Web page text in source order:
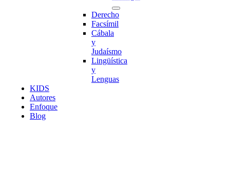
Derecho
Facsímil
Cábala
y
Judaísmo
Lingüística
y
Lenguas
KIDS
Autores
Enfoque
Blog